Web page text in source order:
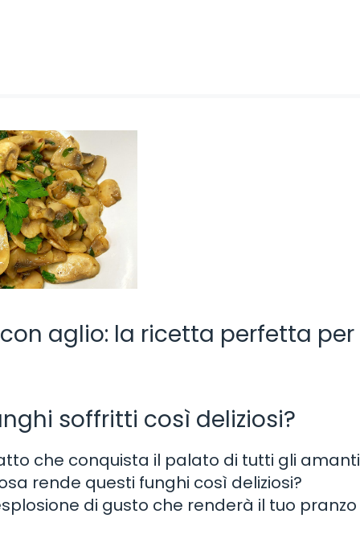
aglio: la ricetta perfetta per
soffritti così deliziosi?
che conquista il palato di tutti gli amanti
rende questi funghi così deliziosi?
di gusto che renderà il tuo pranzo